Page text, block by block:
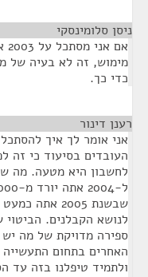
ניסן סלומינסקי
מימוש, זה לא בעיה של
כדי כך.
רענן דינור
אני אומר לך איך
העובדים בסיעוד כי זה
שבשנת 2005
ספירה מדויקת של מה
האחרים בתחום התעשייה
ולתמיד טיפלנו בזה עד